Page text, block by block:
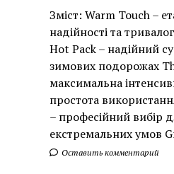
Зміст: Warm Touch –
надійності та
Hot Pack – надійний
зимових подорожах
максимальна
простота
– професійний вибір
екстремальних умов
Оставить комментарий